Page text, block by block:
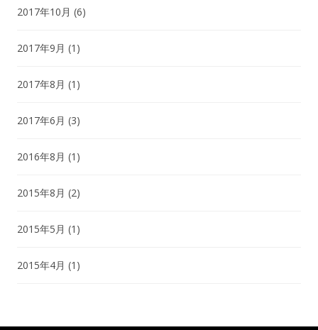
2017年10月 (6)
2017年9月 (1)
2017年8月 (1)
2017年6月 (3)
2016年8月 (1)
2015年8月 (2)
2015年5月 (1)
2015年4月 (1)